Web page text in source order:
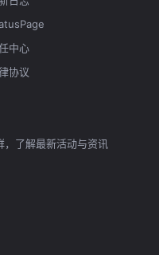
中心
协议
，了解最新活动与资讯